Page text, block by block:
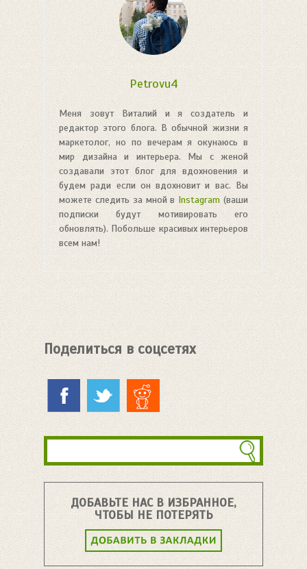
Petrovu4
Меня зовут Виталий и я создатель и
редактор этого блога. В обычной жизни я
маркетолог, но по вечерам я окунаюсь в
мир дизайна и интерьера. Мы с женой
создавали этот блог для вдохновения и
будем ради если он вдохновит и вас. Вы
можете следить за мной в Instagram (ваши
подписки будут мотивировать его
обновлять). Побольше красивых интерьеров
всем нам!
Поделиться в соцсетях
ДОБАВЬТЕ НАС В ИЗБРАННОЕ,
ЧТОБЫ НЕ ПОТЕРЯТЬ